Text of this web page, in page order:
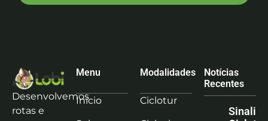
Desenvolvemos
rotas e
Menu
Início
Modalidades
Ciclotur
Notícias
Recentes